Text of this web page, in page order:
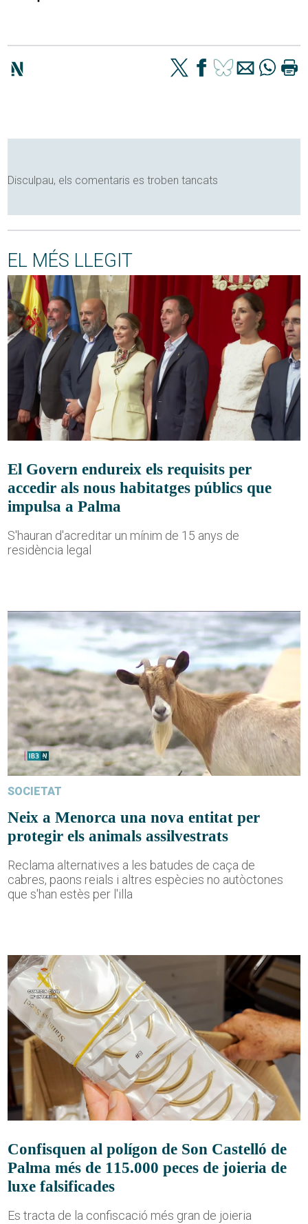
Disculpau, els comentaris es troben tancats
EL MÉS LLEGIT
El Govern endureix els requisits per
accedir als nous habitatges públics que
impulsa a Palma
S'hauran d'acreditar un mínim de 15 anys de
residència legal
SOCIETAT
Neix a Menorca una nova entitat per
protegir els animals assilvestrats
Reclama alternatives a les batudes de caça de
cabres, paons reials i altres espècies no autòctones
que s'han estès per l'illa
Confisquen al polígon de Son Castelló de
Palma més de 115.000 peces de joieria de
luxe falsificades
Es tracta de la confiscació més gran de joieria